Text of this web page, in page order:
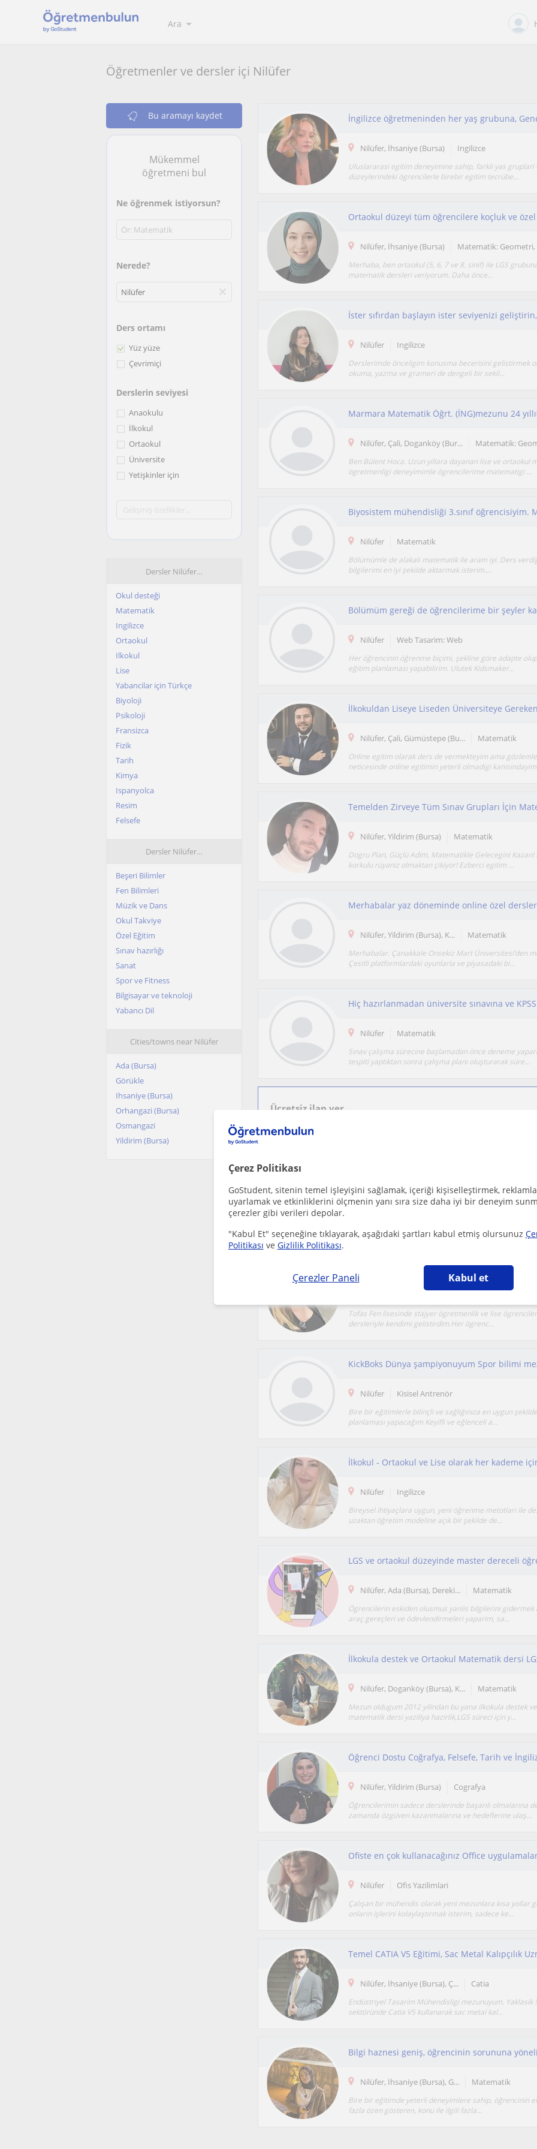
Çerez Politikası
GoStudent, sitenin temel işleyişini sağlamak, içeriği kişiselleştirmek,
uyarlamak ve etkinliklerini ölçmenin yanı sıra size daha iyi bir deneyim
çerezler gibi verileri depolar.
"Kabul Et" seçeneğine tıklayarak, aşağıdaki şartları kabul etmiş olursunuz
Politikası ve Gizlilik Politikası.
Çerezler Paneli Kabul et
Ara
Öğretmenler ve dersler içi Nilüfer
Bu aramayı kaydet
Mükemmel
öğretmeni bul
Ne öğrenmek istiyorsun?
Nerede?
Ders ortamı
Yüz yüze
Çevrimiçi
Derslerin seviyesi
Anaokulu
İlkokul
Ortaokul
Üniversite
Yetişkinler için
Dersler Nilüfer…
Okul desteği
Matematik
Ingilizce
Ortaokul
Ilkokul
Lise
Yabancilar için Türkçe
Biyoloji
Psikoloji
Fransizca
Fizik
Tarih
Kimya
Ispanyolca
Resim
Felsefe
Dersler Nilüfer…
Beşeri Bilimler
Fen Bilimleri
Müzik ve Dans
Okul Takviye
Özel Eğitim
Sınav hazırlığı
Sanat
Spor ve Fitness
Bilgisayar ve teknoloji
Yabancı Dil
Cities/towns near Nilüfer
Ada (Bursa)
Görükle
Ihsaniye (Bursa)
Orhangazi (Bursa)
Osmangazi
Yildirim (Bursa)
Nilüfer, İhsaniye (Bursa) Ingilizce
Uluslararasi egitim deneyimine sahip, farkli yas gruplari
düzeylerindeki ögrencilerle birebir egitim tecrübe...
Ortaokul düzeyi tüm öğrencilere koçluk ve
Nilüfer, İhsaniye (Bursa) Matematik:
Merhaba, ben ortaokul (5, 6, 7 ve 8. sinif) ile LGS
matematik dersleri veriyorum. Daha önce...
Nilüfer Ingilizce
Derslerimde önceligim konusma becerisini gelistirmek
okuma, yazma ve grameri de dengeli bir sekil...
Nilüfer, Çali, Doganköy (Bur... Matematik:
Ben Bülent Hoca. Uzun yillara dayanan lise ve ortaokul
ögretmenligi deneyimimle ögrencilerime matematigi ...
Nilüfer Matematik
Bölümümle de alakalı matematik ile aram iyi. Ders
bilgilerimi en iyi şekilde aktarmak isterim....
Bölümüm gereği de öğrencilerime bir şeyler
Nilüfer Web Tasarim: Web
Her öğrencinin öğrenme biçimi, şekline göre adapte
eğitim planlaması yapabilirim. Ulutek Kidsmaker...
İlkokuldan Liseye Liseden Üniversiteye
Nilüfer, Çali, Gümüstepe (Bu... Matematik
Online egitim olarak ders de vermekteyim ama
neticesinde online egitimin yeterli olmadigi
Temelden Zirveye Tüm Sınav Grupları İçin
Nilüfer, Yildirim (Bursa) Matematik
Dogru Plan, Güçlü Adim, Matematikle Gelecegini
korkulu rüyaniz olmaktan çikiyor! Ezberci egitim ...
Nilüfer, Yildirim (Bursa), K... Matematik
Merhabalar. Çanakkale Onsekiz Mart Üniversitesi’den
Çesitli platformlardaki oyunlarla ve piyasadaki bi...
Nilüfer Matematik
Sınav çalışma sürecine başlamadan önce deneme
tespiti yaptıktan sonra çalışma planı oluşturarak süre...
Ücretsiz ilan ver
Nilüfer YKS
Disiplinli biriyim, anlatmaktan ve
Tofas Fen lisesinde stajyer ögretmenlik ve lise
dersleriyle kendimi gelistirdim.Her ögrenc...
KickBoks Dünya şampiyonuyum Spor bilimi
Nilüfer Kisisel Antrenör
Bire bir eğitimlerle bilinçli ve sağlığınıza en uygun
planlaması yapacağım Keyifli ve eğlenceli a...
Nilüfer Ingilizce
Bireysel ihtiyaçlara uygun, yeni öğrenme metotları ile
uzaktan öğretim modeline açık bir şekilde de...
LGS ve ortaokul düzeyinde master dereceli
Nilüfer, Ada (Bursa), Dereki... Matematik
Ögrencilerin eskiden olusmus yanlis bilgilerini gidermek
araç gereçleri ve ödevlendirmeleri yaparim, sa...
İlkokula destek ve Ortaokul Matematik dersi
Nilüfer, Doganköy (Bursa), K... Matematik
Mezun oldugum 2012 yilindan bu yana ilkokula destek
matematik dersi yaziliya hazirlik,LGS süreci için y...
Öğrenci Dostu Coğrafya, Felsefe, Tarih ve
Nilüfer, Yildirim (Bursa) Cografya
Öğrencilerimin sadece derslerinde başarılı olmalarına
zamanda özgüven kazanmalarına ve hedeflerine ulaş...
Nilüfer Ofis Yazilimlari
Çalışan bir mühendis olarak yeni mezunlara kısa yollar
onların işlerini kolaylaştırmak isterim, sadece ke...
Temel CATIA V5 Eğitimi, Sac Metal Kalıpçılık
Nilüfer, İhsaniye (Bursa), Ç... Catia
Endüstriyel Tasarim Mühendisligi mezunuyum. Yaklasik
sektöründe Catia V5 kullanarak sac metal kal...
Nilüfer, İhsaniye (Bursa), G... Matematik
Bire bir eğitimde yeterli deneyimlere sahip, öğrencinin
fazla özen gösteren, konu ile ilgili fazla...